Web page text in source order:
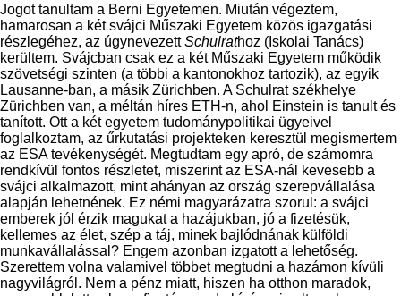
Jogot tanultam a Berni Egyetemen. Miután végeztem,
hamarosan a két svájci Műszaki Egyetem közös igazgatási
részlegéhez, az úgynevezettSchulrathoz (Iskolai Tanács)
kerültem. Svájcban csak ez a két Műszaki Egyetem működik
szövetségi szinten (a többi a kantonokhoz tartozik), az egyik
Lausanne-ban, a másik Zürichben. A Schulrat székhelye
Zürichben van, a méltán híres ETH-n, ahol Einstein is tanult és
tanított. Ott a két egyetem tudománypolitikai ügyeivel
foglalkoztam, az űrkutatási projekteken keresztül megismertem
az ESA tevékenységét. Megtudtam egy apró, de számomra
rendkívül fontos részletet, miszerint az ESA-nál kevesebb a
svájci alkalmazott, mint ahányan az ország szerepvállalása
alapján lehetnének. Ez némi magyarázatra szorul: a svájci
emberek jól érzik magukat a hazájukban, jó a fizetésük,
kellemes az élet, szép a táj, minek bajlódnának külföldi
munkavállalással? Engem azonban izgatott a lehetőség.
Szerettem volna valamivel többet megtudni a hazámon kívüli
nagyvilágról. Nem a pénz miatt, hiszen ha otthon maradok,